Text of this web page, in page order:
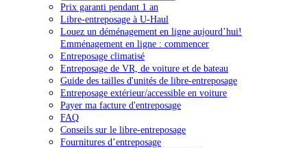
Prix garanti pendant 1 an
Libre-entreposage à U-Haul
Louez un déménagement en ligne aujourd’hui!
Emménagement en ligne : commencer
Entreposage climatisé
Entreposage de VR, de voiture et de bateau
Guide des tailles d'unités de libre-entreposage
Entreposage extérieur/accessible en voiture
Payer ma facture d'entreposage
FAQ
Conseils sur le libre-entreposage
Fournitures d’entreposage